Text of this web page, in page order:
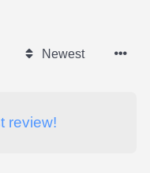
Newest
review!